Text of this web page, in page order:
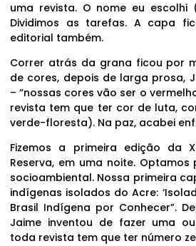
uma revista. O nome eu escolhi
Dividimos as tarefas. A capa
editorial também.
Correr atrás da grana ficou por
de cores, depois de larga prosa,
– “nossas cores vão ser o
revista tem que ter cor de luta,
verde-floresta). Na paz, acabei
Fizemos a primeira edição da
Reserva, em uma noite.
socioambiental. Nossa primeira
indígenas isolados do Acre:
Brasil Indígena por Conhecer”.
Jaime inventou de fazer uma
toda revista tem que ter número